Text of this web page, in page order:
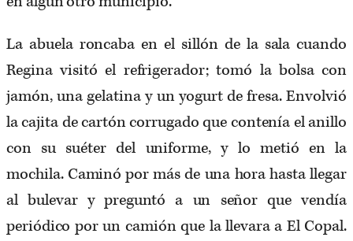
La abuela roncaba en el sillón de la sala cuando
Regina visitó el refrigerador; tomó la bolsa con
jamón, una gelatina y un yogurt de fresa. Envolvió
la cajita de cartón corrugado que contenía el anillo
con su suéter del uniforme, y lo metió en la
mochila. Caminó por más de una hora hasta llegar
al bulevar y preguntó a un señor que vendía
periódico por un camión que la llevara a El Copal.